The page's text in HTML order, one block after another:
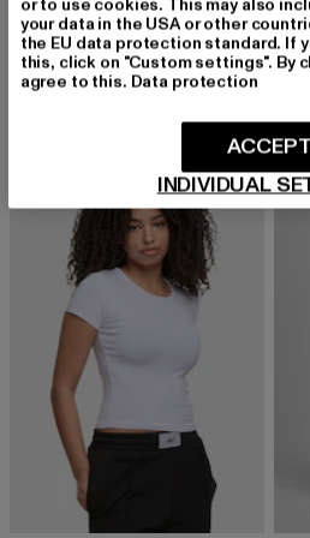
DEF
BERRY
23,09 EUR
Derzeitiger Preis: 23,09 EUR
29,99 EUR Aktionspreis: 29,99
-
or to use cookies. This may also
your data in the USA or other
the EU data protection standard. If
this, click on "Custom settings". By
agree to this. Data protection
INDIVIDUAL
ACCEPT